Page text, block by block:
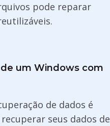
pode reparar
de um Windows com
de dados é
seus dados de